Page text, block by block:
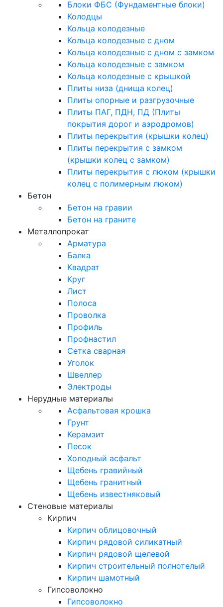
Блоки ФБС (Фундаментные блоки)
Колодцы
Кольца колодезные
Кольца колодезные с дном
Кольца колодезные с дном с замком
Кольца колодезные с замком
Кольца колодезные с крышкой
Плиты низа (днища колец)
Плиты опорные и разгрузочные
Плиты ПАГ, ПДН, ПД (Плиты
покрытия дорог и аэродромов)
Плиты перекрытия (крышки колец)
Плиты перекрытия с замком
(крышки колец с замком)
Плиты перекрытия с люком (крышки
колец с полимерным люком)
Бетон
Бетон на гравии
Бетон на граните
Металлопрокат
Арматура
Балка
Квадрат
Круг
Лист
Полоса
Проволка
Профиль
Профнастил
Сетка сварная
Уголок
Швеллер
Электроды
Нерудные материалы
Асфальтовая крошка
Грунт
Керамзит
Песок
Холодный асфальт
Щебень гравийный
Щебень гранитный
Щебень известняковый
Стеновые материалы
Кирпич
Кирпич облицовочный
Кирпич рядовой силикатный
Кирпич рядовой щелевой
Кирпич строительный полнотелый
Кирпич шамотный
Гипсоволокно
Гипсоволокно